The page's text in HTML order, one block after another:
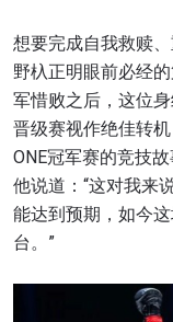
想要完成自我救赎
野杁正明眼前必经
军惜败之后，这位
晋级赛视作绝佳转
ONE冠军赛的竞技
他说道：“这对我来
能达到预期，如今
台。”